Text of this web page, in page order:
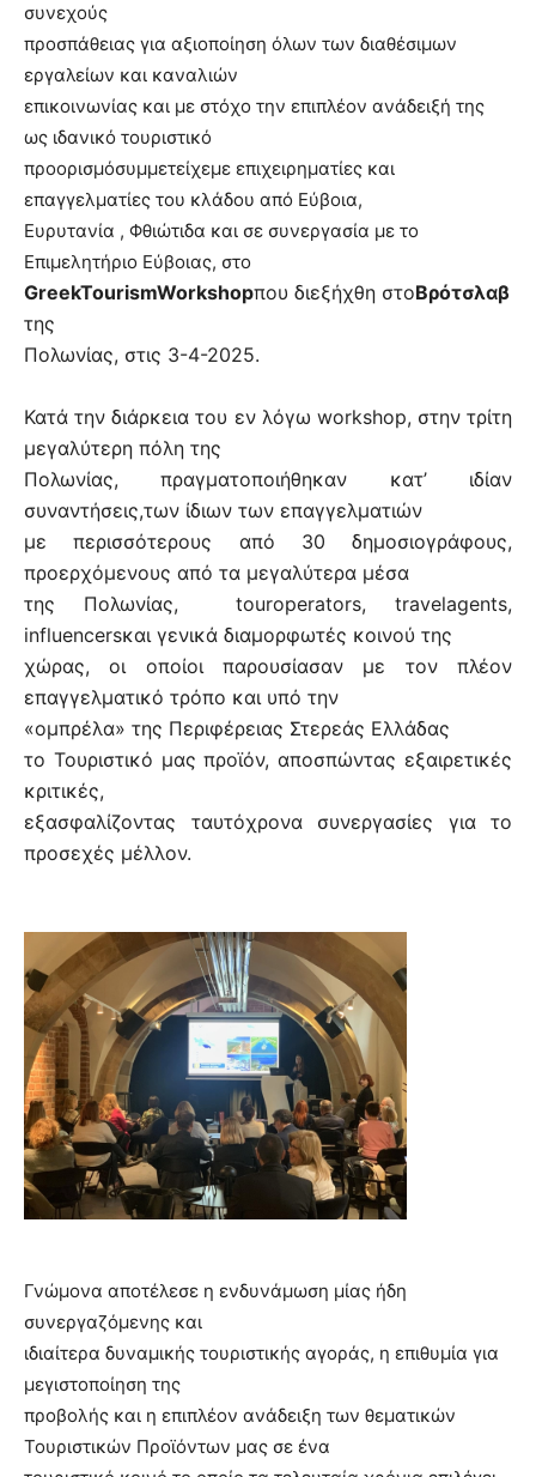
συνεχούς
προσπάθειας για αξιοποίηση όλων των διαθέσιμων
εργαλείων και καναλιών
επικοινωνίας και με στόχο την επιπλέον ανάδειξή της
ως ιδανικό τουριστικό
προορισμόσυμμετείχεμε επιχειρηματίες και
επαγγελματίες του κλάδου από Εύβοια,
Ευρυτανία , Φθιώτιδα και σε συνεργασία με το
Επιμελητήριο Εύβοιας, στο
GreekTourismWorkshopπου διεξήχθη στοΒρότσλαβ
της
Πολωνίας, στις 3-4-2025.
Κατά την διάρκεια του εν λόγω workshop, στην τρίτη
μεγαλύτερη πόλη της
Πολωνίας, πραγματοποιήθηκαν κατ’ ιδίαν
συναντήσεις,των ίδιων των επαγγελματιών
με περισσότερους από 30 δημοσιογράφους,
προερχόμενους από τα μεγαλύτερα μέσα
της Πολωνίας,
touroperators, travelagents,
influencersκαι γενικά διαμορφωτές κοινού της
χώρας, οι οποίοι παρουσίασαν με τον πλέον
επαγγελματικό τρόπο και υπό την
«ομπρέλα» της Περιφέρειας Στερεάς Ελλάδας
το Τουριστικό μας προϊόν, αποσπώντας εξαιρετικές
κριτικές,
εξασφαλίζοντας ταυτόχρονα συνεργασίες για το
προσεχές μέλλον.
Γνώμονα αποτέλεσε η ενδυνάμωση μίας ήδη
συνεργαζόμενης και
ιδιαίτερα δυναμικής τουριστικής αγοράς, η επιθυμία για
μεγιστοποίηση της
προβολής και η επιπλέον ανάδειξη των θεματικών
Τουριστικών Προϊόντων μας σε ένα